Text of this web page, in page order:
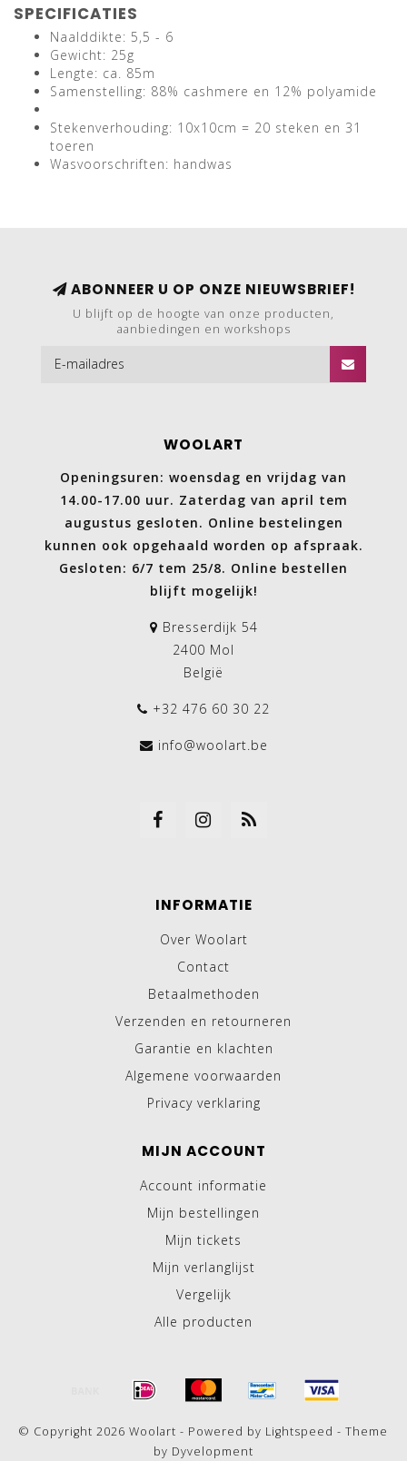
SPECIFICATIES
Naalddikte: 5,5 - 6
Gewicht: 25g
Lengte: ca. 85m
Samenstelling: 88% cashmere en 12% polyamide
Stekenverhouding: 10x10cm = 20 steken en 31
toeren
Wasvoorschriften: handwas
ABONNEER U OP ONZE NIEUWSBRIEF!
U blijft op de hoogte van onze producten,
aanbiedingen en workshops
WOOLART
Openingsuren: woensdag en vrijdag van
14.00-17.00 uur. Zaterdag van april tem
augustus gesloten. Online bestelingen
kunnen ook opgehaald worden op afspraak.
Gesloten: 6/7 tem 25/8. Online bestellen
blijft mogelijk!
Bresserdijk 54
2400 Mol
België
+32 476 60 30 22
info@woolart.be
INFORMATIE
Over Woolart
Contact
Betaalmethoden
Verzenden en retourneren
Garantie en klachten
Algemene voorwaarden
Privacy verklaring
MIJN ACCOUNT
Account informatie
Mijn bestellingen
Mijn tickets
Mijn verlanglijst
Vergelijk
Alle producten
© Copyright 2026 Woolart - Powered by Lightspeed - Theme
by Dyvelopment